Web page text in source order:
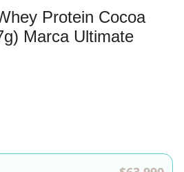
Protein Cocoa
Marca Ultimate